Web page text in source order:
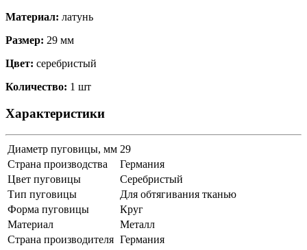
Материал: латунь
Размер: 29 мм
Цвет: серебристый
Количество: 1 шт
Характеристики
Диаметр пуговицы, мм 29
Страна производства
Германия
Цвет пуговицы
Серебристый
Тип пуговицы
Для обтягивания тканью
Форма пуговицы
Круг
Материал
Металл
Страна производителя Германия